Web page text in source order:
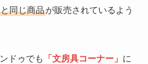
同じ商品が販売されているよう
ドゥでも 「文房具コーナー」 に